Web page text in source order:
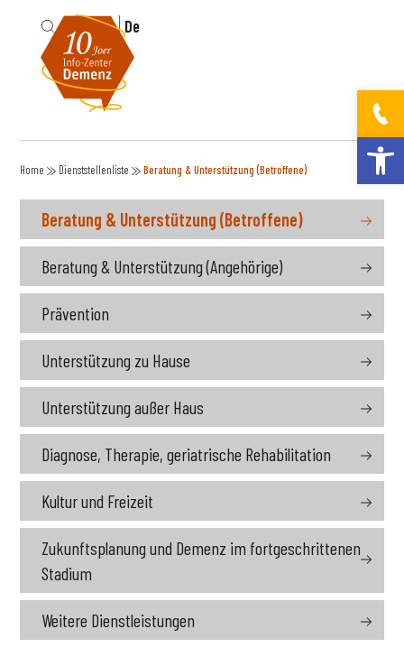
Fr De
Home Dienststellenliste Beratung & Unterstützung (Betroffene)
Beratung & Unterstützung (Betroffene)
Beratung & Unterstützung (Angehörige)
Prävention
Unterstützung zu Hause
Unterstützung außer Haus
Diagnose, Therapie, geriatrische Rehabilitation
Kultur und Freizeit
Zukunftsplanung und Demenz im fortgeschrittenen
Stadium
Weitere Dienstleistungen